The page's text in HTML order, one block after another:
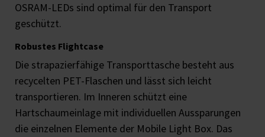
OSRAM-LEDs sind optimal für den Transport
geschützt.
Robustes Flightcase
Die strapazierfähige Transporttasche besteht aus
recycelten PET-Flaschen und lässt sich leicht
transportieren. Im Inneren schützt eine
Hartschaumeinlage mit individuellen Aussparungen
die einzelnen Elemente der Mobile Light Box. Das